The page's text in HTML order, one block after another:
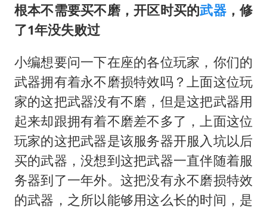
根本不需要买不磨，开区时买的武器，修
了1年没失败过
小编想要问一下在座的各位玩家，你们的
武器拥有着永不磨损特效吗？上面这位玩
家的这把武器没有不磨，但是这把武器用
起来却跟拥有着不磨差不多了，上面这位
玩家的这把武器是该服务器开服入坑以后
买的武器，没想到这把武器一直伴随着服
务器到了一年外。这把没有永不磨损特效
的武器，之所以能够用这么长的时间，是